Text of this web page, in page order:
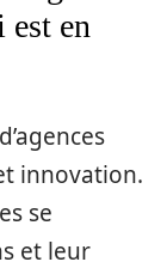
en
innovation.
se
et leur